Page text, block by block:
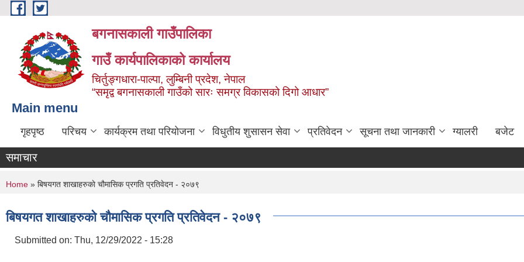
Skip to main content
बगनासकाली गाउँपालिका
गाउँ कार्यपालिकाको कार्यालय
चिर्तुङ्गधारा-पाल्पा, लुम्बिनी प्रदेश, नेपाल
“समृद्व बगनासकाली गाउँको सारः समग्र विकासको दिगो आधार”
Main menu
गृहपृष्ठ परिचय कार्यक्रम तथा परियोजना विधुतीय शुसासन सेवा प्रतिवेदन सूचना तथा जानकारी ग्यालरी बजेट
समाचार
You are here
Home » बिषयगत शाखाहरुकाे चौमासिक प्रगति प्रतिवेदन - २०७९
बिषयगत शाखाहरुकाे चौमासिक प्रगति प्रतिवेदन - २०७९
Submitted on: Thu, 12/29/2022 - 15:28